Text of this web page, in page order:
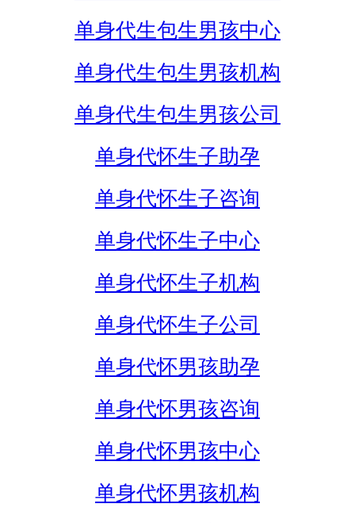
单身代生包生男孩中心
单身代生包生男孩机构
单身代生包生男孩公司
单身代怀生子助孕
单身代怀生子咨询
单身代怀生子中心
单身代怀生子机构
单身代怀生子公司
单身代怀男孩助孕
单身代怀男孩咨询
单身代怀男孩中心
单身代怀男孩机构